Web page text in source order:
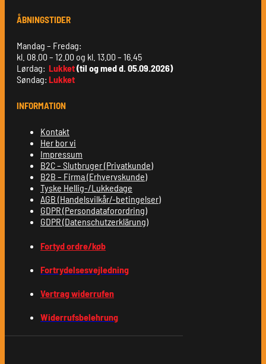
ÅBNINGSTIDER
Mandag – Fredag:
kl. 08.00 – 12.00 og kl. 13.00 – 16.45
Lørdag: Lukket(til og med d. 05.09.2026)
Søndag: Lukket
INFORMATION
Kontakt
Her bor vi
Impressum
B2C – Slutbruger (Privatkunde)
B2B – Firma (Erhvervskunde)
Tyske Hellig-/Lukkedage
AGB (Handelsvilkår/-betingelser)
GDPR (Persondataforordring)
GDPR (Datenschutzerklärung)
Fortyd ordre/køb
Fortrydelsesvejledning
Vertrag widerrufen
Widerrufsbelehrung